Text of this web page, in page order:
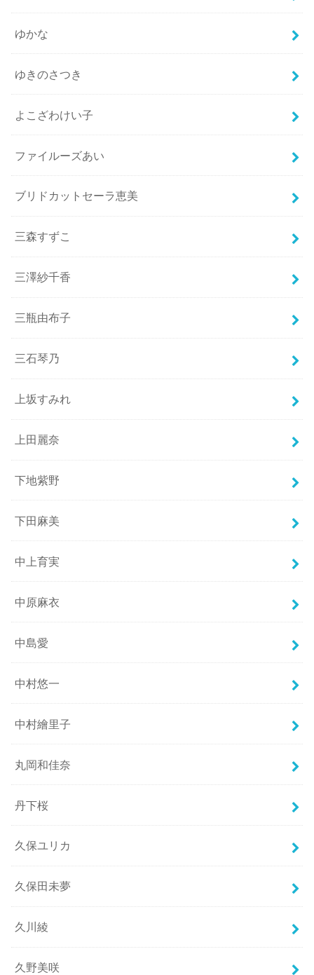
ゆかな
ゆきのさつき
よこざわけい子
ファイルーズあい
ブリドカットセーラ恵美
三森すずこ
三澤紗千香
三瓶由布子
三石琴乃
上坂すみれ
上田麗奈
下地紫野
下田麻美
中上育実
中原麻衣
中島愛
中村悠一
中村繪里子
丸岡和佳奈
丹下桜
久保ユリカ
久保田未夢
久川綾
久野美咲